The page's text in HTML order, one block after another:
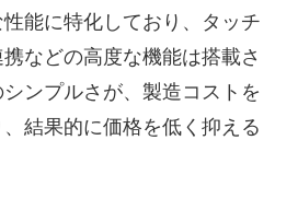
能に特化しており、タッチ
などの高度な機能は搭載さ
ンプルさが、製造コストを
結果的に価格を低く抑える